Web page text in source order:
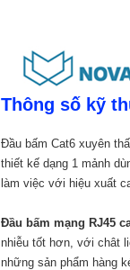
Thông số kỹ
Đầu bấm Cat6 xuyên
thiết kế dạng 1 mảnh
làm việc với hiệu xuất
Đầu bấm mạng RJ45
nhiễu tốt hơn, với chât
những sản phẩm hàng